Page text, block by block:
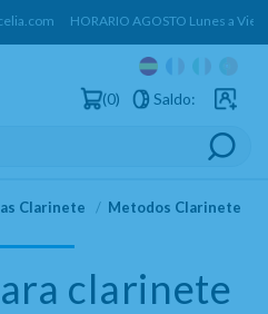
HORARIO AGOSTO Lunes a
0 Saldo:
Clarinete Metodos Clarinete
clarinete